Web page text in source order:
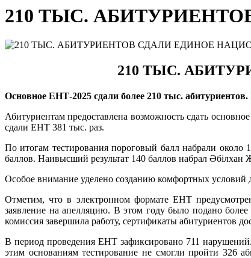
210 ТЫС.
210 ТЫС.
Основное ЕНТ-2025 сдали более 210 тыс. абитуриентов.
Абитуриентам предоставлена возможность сдать
сдали ЕНТ 381 тыс. раз.
По итогам тестирования пороговый балл набрали около
баллов. Наивысший результат 140 баллов набрал Әбілхан
Особое внимание уделено созданию комфортных
Отметим, что в электронном формате ЕНТ
заявление на апелляцию. В этом году было подано
комиссия завершила работу, сертификаты абитуриентов
В период проведения ЕНТ зафиксировано 711
этим основаниям тестирование не смогли пройти 326